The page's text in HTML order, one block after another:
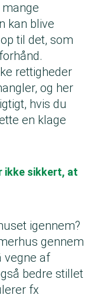
kan blive
til det, som
rettigheder
og her
hvis du
en klage
ikke sikkert, at
igennem?
gennem
vegne af
bedre stillet
fx